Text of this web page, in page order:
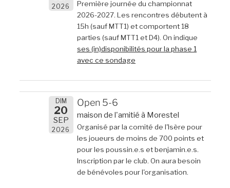
2026
Première journée du championnat
2026-2027. Les rencontres débutent à
15h (sauf MTT1) et comportent 18
parties (sauf MTT1 et D4). On indique
ses (in)disponibilités pour la phase 1
avec ce sondage
DIM
20
SEP
2026
Open 5-6
maison de l'amitié à Morestel
Organisé par la comité de l'Isère pour
les joueurs de moins de 700 points et
pour les poussin.e.s et benjamin.e.s.
Inscription par le club. On aura besoin
de bénévoles pour l'organisation.